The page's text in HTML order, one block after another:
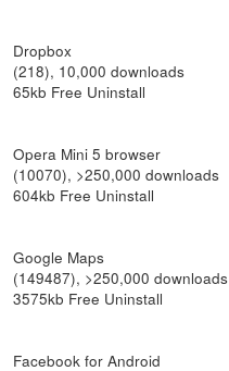
Dropbox
(218), 10,000 downloads
65kb Free Uninstall
Opera Mini 5 browser
(10070), >250,000 downloads
604kb Free Uninstall
Google Maps
(149487), >250,000 downloads
3575kb Free Uninstall
Facebook for Android